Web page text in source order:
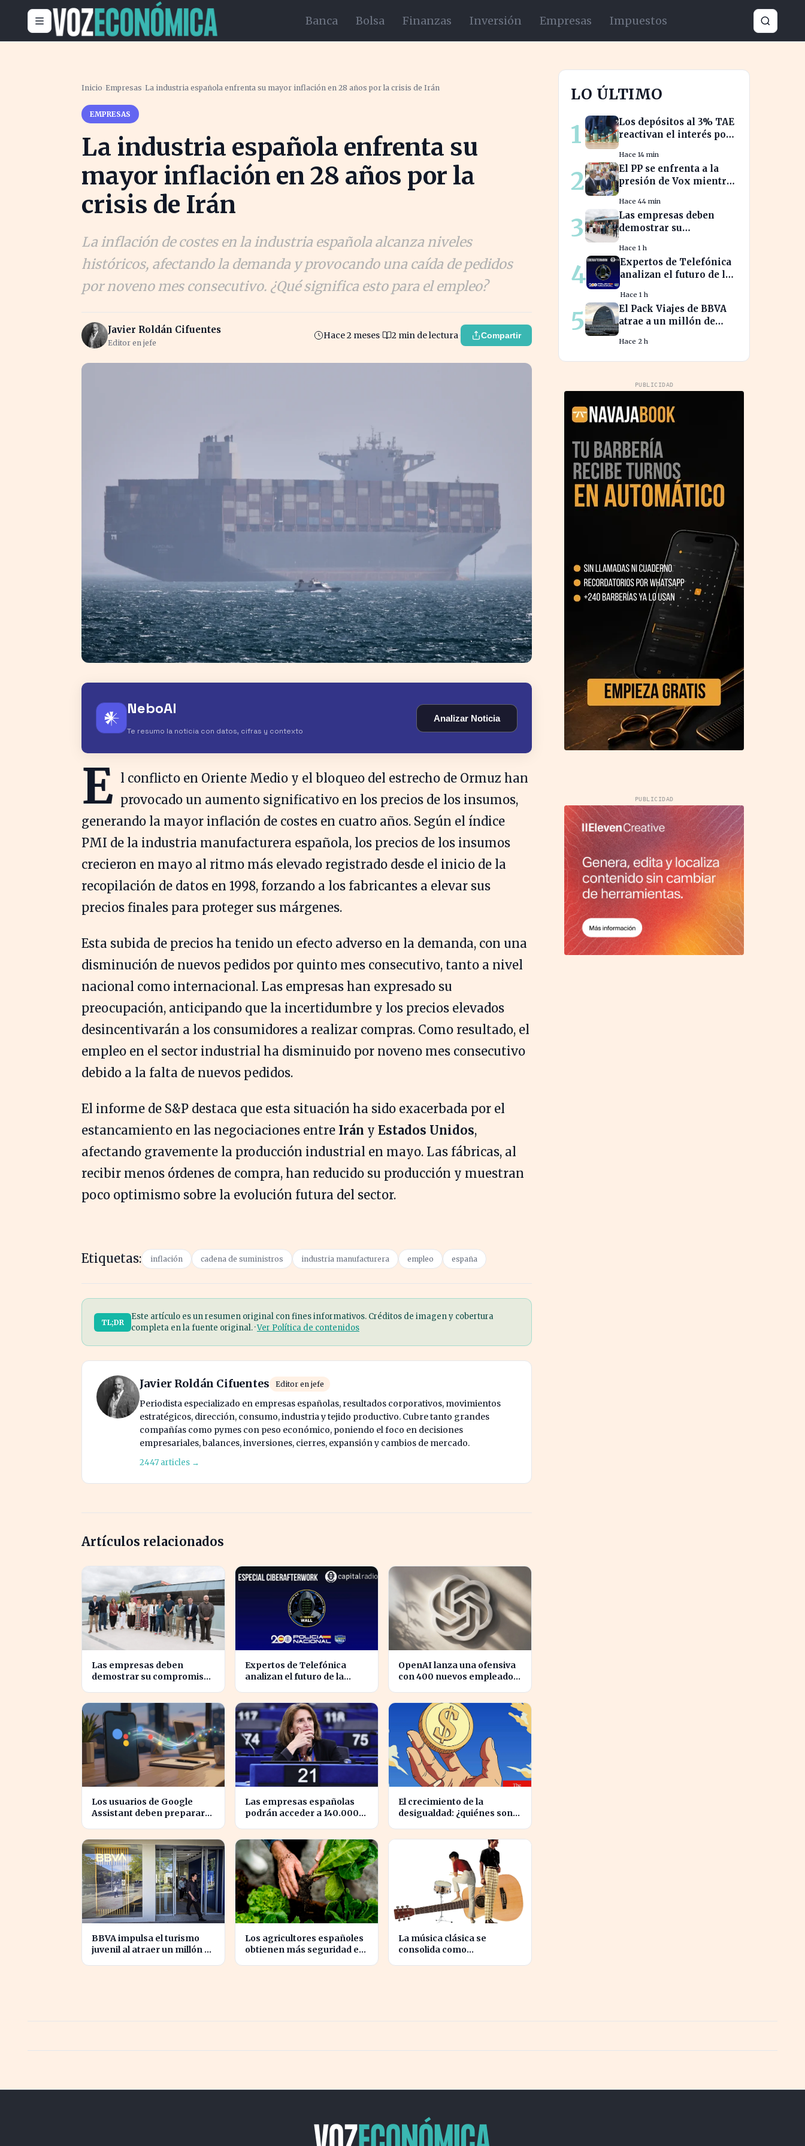
Banca Bolsa Finanzas Inversión Empresas Impuestos
Inicio ›Empresas ›La industria española enfrenta su mayor inflación en 28 años por la crisis de Irán
EMPRESAS
La industria española enfrenta su
mayor inflación en 28 años por la
crisis de Irán
La inflación de costes en la industria española alcanza niveles
históricos, afectando la demanda y provocando una caída de pedidos
por noveno mes consecutivo. ¿Qué significa esto para el empleo?
Javier Roldán Cifuentes
Editor en jefe
Hace 2 meses 2 min de lectura Compartir
𒀭 NeboAI
Te resumo la noticia con datos, cifras y contexto
Analizar Noticia
E l conflicto en Oriente Medio y el bloqueo del estrecho de Ormuz han
provocado un aumento significativo en los precios de los insumos,
generando la mayor inflación de costes en cuatro años. Según el índice
PMI de la industria manufacturera española, los precios de los insumos
crecieron en mayo al ritmo más elevado registrado desde el inicio de la
recopilación de datos en 1998, forzando a los fabricantes a elevar sus
precios finales para proteger sus márgenes.
Esta subida de precios ha tenido un efecto adverso en la demanda, con una
disminución de nuevos pedidos por quinto mes consecutivo, tanto a nivel
nacional como internacional. Las empresas han expresado su
preocupación, anticipando que la incertidumbre y los precios elevados
desincentivarán a los consumidores a realizar compras. Como resultado, el
empleo en el sector industrial ha disminuido por noveno mes consecutivo
debido a la falta de nuevos pedidos.
El informe de S&P destaca que esta situación ha sido exacerbada por el
estancamiento en las negociaciones entre Irán y Estados Unidos,
afectando gravemente la producción industrial en mayo. Las fábricas, al
recibir menos órdenes de compra, han reducido su producción y muestran
poco optimismo sobre la evolución futura del sector.
Etiquetas: inflación cadena de suministros industria manufacturera empleo españa
TL;DR
Este artículo es un resumen original con fines informativos. Créditos de imagen y cobertura
completa en la fuente original. ·Ver Política de contenidos
Javier Roldán Cifuentes Editor en jefe
Periodista especializado en empresas españolas, resultados corporativos, movimientos
estratégicos, dirección, consumo, industria y tejido productivo. Cubre tanto grandes
compañías como pymes con peso económico, poniendo el foco en decisiones
empresariales, balances, inversiones, cierres, expansión y cambios de mercado.
2447 articles →
Artículos relacionados
Las empresas deben
demostrar su compromiso
Expertos de Telefónica
analizan el futuro de la
OpenAI lanza una ofensiva
con 400 nuevos empleados
Los usuarios de Google
Assistant deben prepararse
Las empresas españolas
podrán acceder a 140.000
El crecimiento de la
desigualdad: ¿quiénes son
BBVA impulsa el turismo
juvenil al atraer un millón de
Los agricultores españoles
obtienen más seguridad en
La música clásica se
consolida como
LO ÚLTIMO
1
Los depósitos al 3% TAE
reactivan el interés por
Hace 14 min
2
El PP se enfrenta a la
presión de Vox mientras
migratoria en Ceuta
Hace 44 min
3
Las empresas deben
demostrar su
sostenibilidad para
evitar sanciones
Hace 1 h
4
Expertos de Telefónica
analizan el futuro de la
mundo cibernético
incierto
Hace 1 h
5
El Pack Viajes de BBVA
atrae a un millón de
comisiones en el
extranjero
Hace 2 h
PUBLICIDAD
PUBLICIDAD